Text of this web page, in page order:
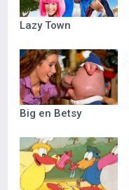
Lazy Town
Big en Betsy